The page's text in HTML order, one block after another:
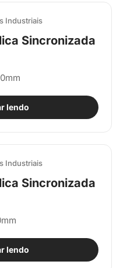
Industriais
Sincronizada
lendo
Industriais
Sincronizada
lendo